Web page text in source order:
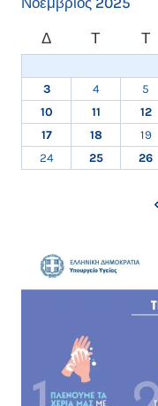
Δ
Τ Τ
3
4 5
10
11 12
17
18 19
24
25 26